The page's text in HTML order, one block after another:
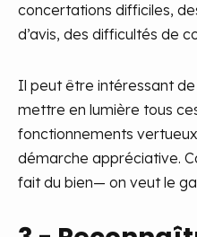
concertations difficiles,
d’avis, des difficultés de
Il peut être intéressant
mettre en lumière tous
fonctionnements
démarche appréciative.
fait du bien— on veut le